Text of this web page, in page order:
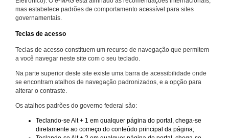
mas estabelece padrões de comportamento acessível para sites
governamentais.
Teclas de acesso
Teclas de acesso constituem um recurso de navegação que permitem
a você navegar neste site com o seu teclado.
Na parte superior deste site existe uma barra de acessibilidade onde
se encontram atalhos de navegação padronizados, e a opção para
alterar o contraste.
Os atalhos padrões do governo federal são:
Teclando-se Alt + 1 em qualquer página do portal, chega-se
diretamente ao começo do conteúdo principal da página;